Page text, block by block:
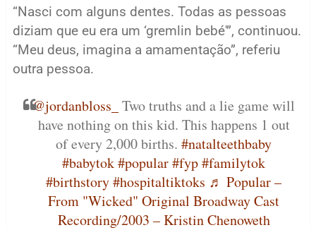
“Nasci com alguns dentes. Todas as pessoas
diziam que eu era um ‘gremlin bebé'”, continuou.
“Meu deus, imagina a amamentação”, referiu
outra pessoa.
@jordanbloss_ Two truths and a lie game will
have nothing on this kid. This happens 1 out
of every 2,000 births.#natalteethbaby
#babytok #popular #fyp #familytok
#birthstory #hospitaltiktoks ♬ Popular –
From "Wicked" Original Broadway Cast
Recording/2003 – Kristin Chenoweth